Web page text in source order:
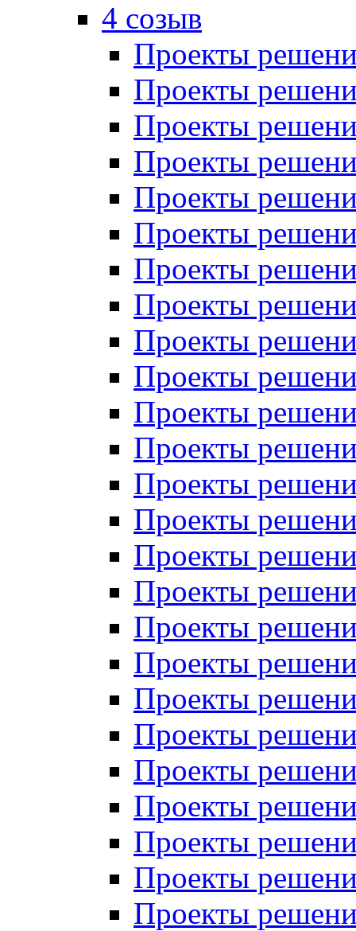
4 созыв
Проекты
Проекты
Проекты
Проекты
Проекты
Проекты
Проекты
Проекты
Проекты
Проекты
Проекты
Проекты
Проекты
Проекты
Проекты
Проекты
Проекты
Проекты
Проекты
Проекты
Проекты
Проекты
Проекты
Проекты
Проекты